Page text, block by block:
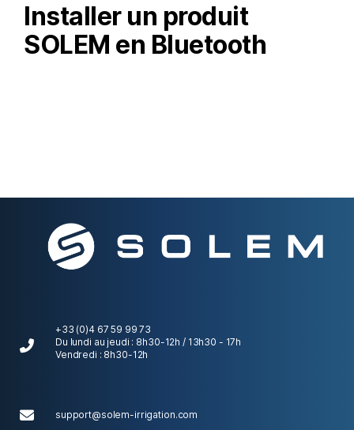
Installer un produit
SOLEM en Bluetooth
+33 (0)4 67 59 99 73
Du lundi au jeudi : 8h30-12h / 13h30 - 17h
Vendredi : 8h30-12h
support@solem-irrigation.com